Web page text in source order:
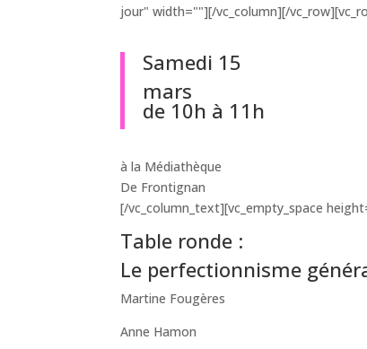
jour" width=""][/vc_column][/
Samedi 15
mars
de 10h à 11h
à la Médiathèque
De Frontignan
[/vc_column_text][vc_empty_space
Table ronde :
Le perfectionnisme
Martine Fougères
Anne Hamon